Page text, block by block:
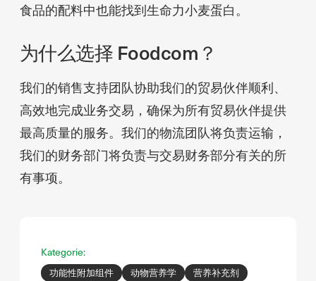
食品的配料中也能找到生命力小麦蛋白。
为什么选择 Foodcom？
我们的销售支持团队协助我们的贸易伙伴顺利、
高效地完成业务交易，确保为所有贸易伙伴提供
最高质量的服务。我们的物流团队将负责运输，
我们的财务部门将负责与交易财务部分有关的所
有事项。
Kategorie:
功能性附加组件 动物营养学
营养补充剂